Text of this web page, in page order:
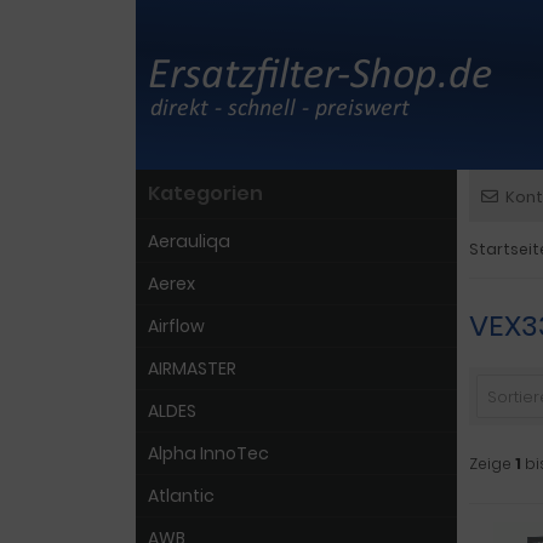
Zeige 1
Kategorien
Aerauliqa
Aerex
Airflow
AIRMASTER
ALDES
Alpha InnoTec
Atlantic
AWB